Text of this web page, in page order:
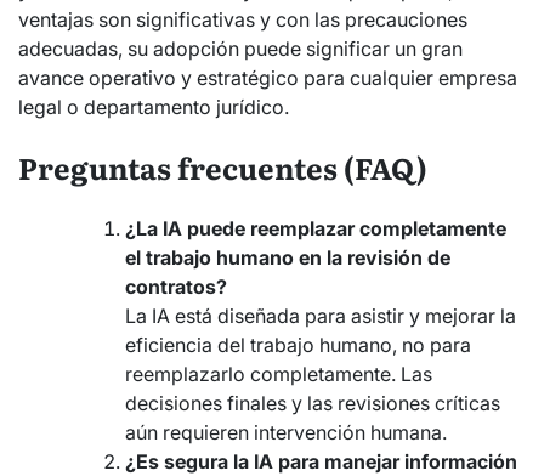
ventajas son significativas y con las precauciones
adecuadas, su adopción puede significar un gran
avance operativo y estratégico para cualquier empresa
legal o departamento jurídico.
Preguntas frecuentes (FAQ)
¿La IA puede reemplazar completamente
el trabajo humano en la revisión de
contratos?
La IA está diseñada para asistir y mejorar la
eficiencia del trabajo humano, no para
reemplazarlo completamente. Las
decisiones finales y las revisiones críticas
aún requieren intervención humana.
¿Es segura la IA para manejar información